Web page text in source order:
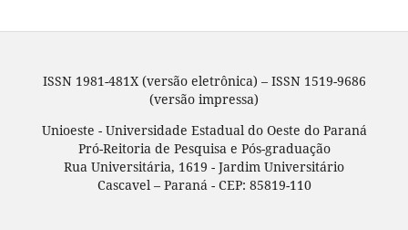
ISSN 1981-481X (versão eletrônica) – ISSN 1519-9686
(versão impressa)
Unioeste - Universidade Estadual do Oeste do Paraná
Pró-Reitoria de Pesquisa e Pós-graduação
Rua Universitária, 1619 - Jardim Universitário
Cascavel – Paraná - CEP: 85819-110